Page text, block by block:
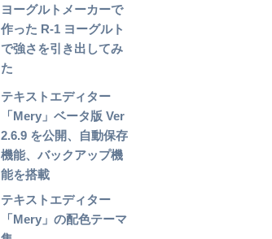
ヨーグルトメーカーで
作った R-1 ヨーグルト
で強さを引き出してみ
た
テキストエディター
「Mery」ベータ版 Ver
2.6.9 を公開、自動保存
機能、バックアップ機
能を搭載
テキストエディター
「Mery」の配色テーマ